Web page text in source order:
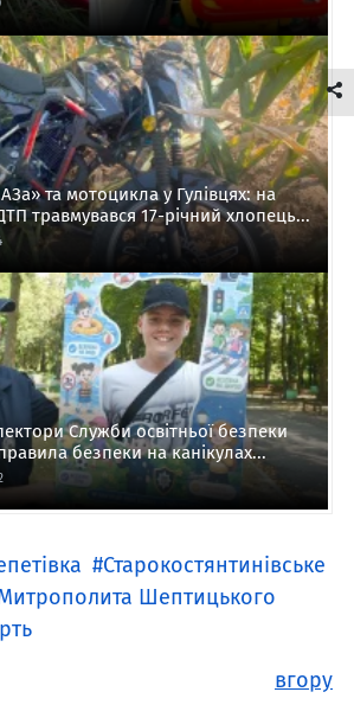
та мотоцикла у Гулівцях: на
травмувався 17-річний хлопець...
Служби освітньої безпеки
безпеки на канікулах...
Старокостянтинівське
Шептицького
вгору